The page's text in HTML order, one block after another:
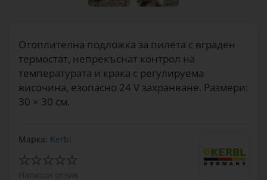
Отоплителна подложка за пилета с вграден
термостат, непрекъснат контрол на
температурата и крака с регулируема
височина, езопасно 24 V захранване. Размери:
30 × 30 см.
Марка: Kerbl
Напиши отзив